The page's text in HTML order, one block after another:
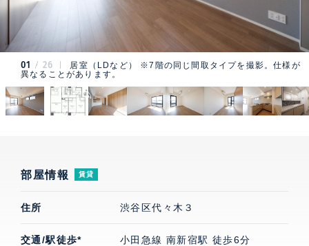
01 26
居室（LDなど） ※7階の同じ間取タイプを撮影。仕様が
異なることがあります。
部屋情報 賃貸
住所 渋谷区代々木３
交通/駅徒歩*
小田急線 南新宿駅 徒歩6分